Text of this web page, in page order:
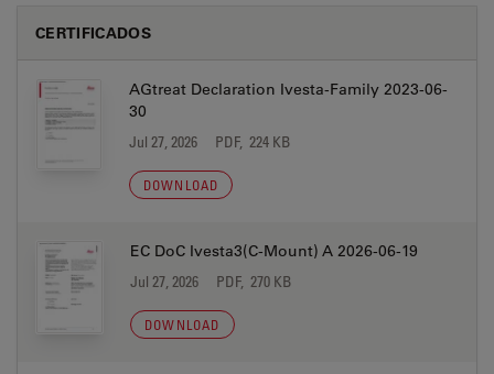
CERTIFICADOS
AGtreat Declaration Ivesta-Family 2023-06-
30
Jul 27, 2026 PDF, 224 KB
DOWNLOAD
EC DoC Ivesta3(C-Mount) A 2026-06-19
Jul 27, 2026 PDF, 270 KB
DOWNLOAD